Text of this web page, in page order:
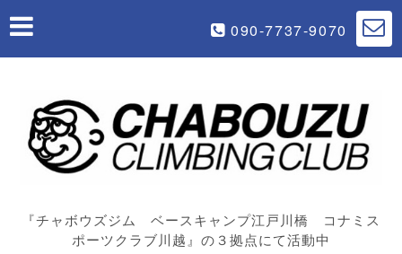
090-7737-9070
『チャボウズジム ベースキャンプ江戸川橋 コナミス
ポーツクラブ川越』の３拠点にて活動中